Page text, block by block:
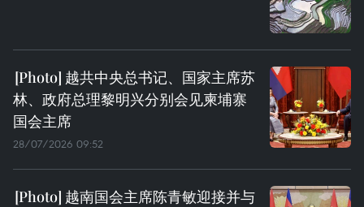
越共中央总书记、国家主席苏
林、政府总理黎明兴分别会见柬埔寨
国会主席
28/07/2026 09:52
越南国会主席陈青敏迎接并与